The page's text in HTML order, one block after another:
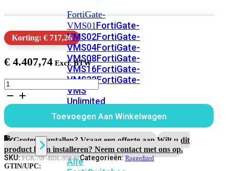
FortiGate-
VMS01FortiGate-
VMS02FortiGate-
VMS04FortiGate-
VMS08FortiGate-
VMS16FortiGate-
VMS32FortiGate-
VMS
Unlimited
Switch
Alle
Korting: € 717,26
€ 4.407,74
FortiGateRugged-
70F
Bundel
1
Jaar
Unified
Threat
Protection
aantal
Toevoegen Aan Winkelwagen
Grotere aantallen? Vraag een offerte aan.Wilt u dit
product laten installeren? Neem contact met ons op.
SKU:FGR-70F-BDL-950-12Categorieën:Ruggedized
GTIN/UPC: